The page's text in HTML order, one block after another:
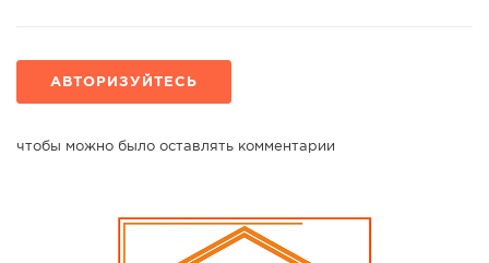
АВТОРИЗУЙТЕСЬ
чтобы можно было оставлять комментарии